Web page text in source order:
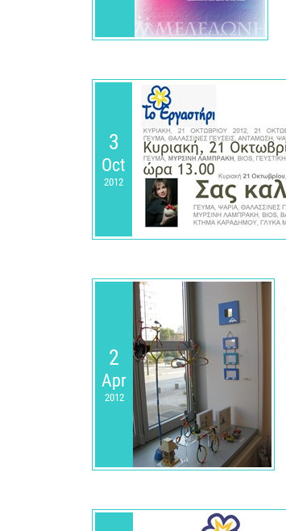
3
Oct
2012
2
Apr
2012